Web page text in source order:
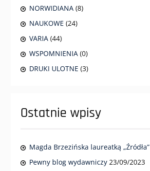
NORWIDIANA (8)
NAUKOWE (24)
VARIA (44)
WSPOMNIENIA (0)
DRUKI ULOTNE (3)
Ostatnie wpisy
Magda Brzezińska laureatką „Źródła”
Pewny blog wydawniczy 23/09/2023